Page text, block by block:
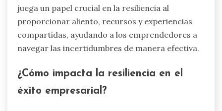
juega un papel crucial en la resiliencia al
proporcionar aliento, recursos y experiencias
compartidas, ayudando a los emprendedores a
navegar las incertidumbres de manera efectiva.
¿Cómo impacta la resiliencia en el
éxito empresarial?